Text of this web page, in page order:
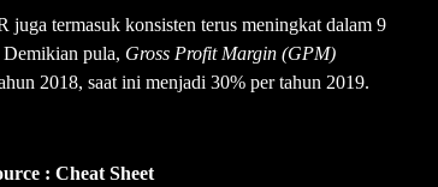
termasuk konsisten terus meningkat dalam 9
pula, Gross Profit Margin (GPM)
2018, saat ini menjadi 30% per tahun 2019.
: Cheat Sheet